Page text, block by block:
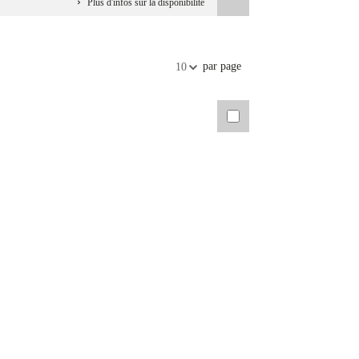
Plus d'infos sur la disponibilité
10 par page